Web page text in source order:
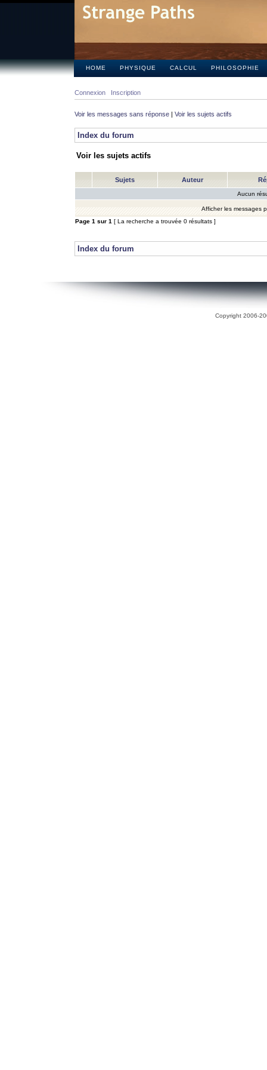
HOME PHYSIQUE CALCUL PHILOSOPHIE
Connexion Inscription
Voir les messages sans réponse | Voir les sujets actifs
Index du forum
Voir les sujets actifs
Sujets Auteur
Aucun
Afficher les messages
Page 1 sur 1 [ La recherche a trouvée 0 résultats ]
Index du forum
Copyright 2006-